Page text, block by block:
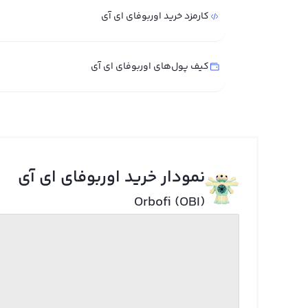
کارمزد خرید اوربوفای ای آی
کیف پول‌های اوربوفای ای آی
نمودار خرید اوربوفای ای آی
Orbofi (OBI)